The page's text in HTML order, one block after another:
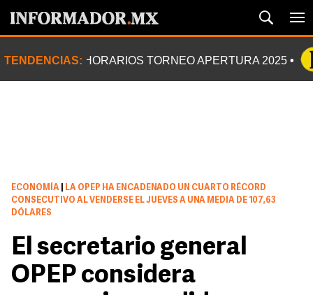
TENDENCIAS: HORARIOS TORNEO APERTURA 2025
ECONOMÍA
LA OPEP HA ENCADENADO UN CUARTO RÉCORD
CONSECUTIVO AL VENDERSE EL JUEVES A UNA MEDIA DE 107,63
DÓLARES
El secretario general
OPEP considera